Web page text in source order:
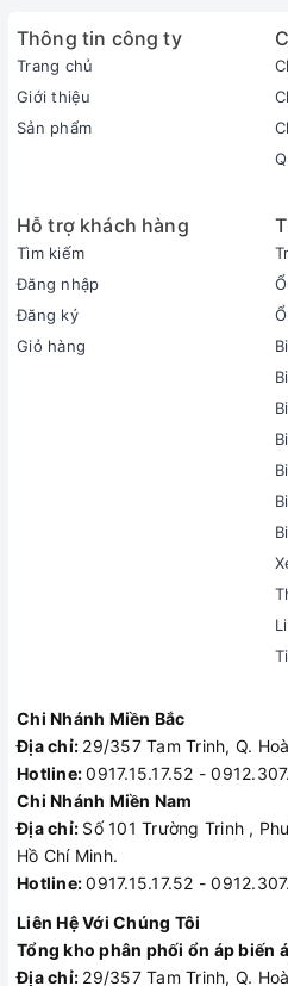
Thông tin công ty
Trang chủ
Giới thiệu
Sản phẩm
Hỗ trợ khách hàng
Tìm kiếm
Đăng nhập
Đăng ký
Giỏ hàng
Chi Nhánh Miền Bắc
Địa chỉ: 29/357 Tam Trinh, Q.
Hotline:0917.15.17.52 -
Chi Nhánh Miền Nam
Địa chỉ: Số 101 Trường Trinh ,
Hồ Chí Minh.
Hotline:0917.15.17.52 -
Liên Hệ Với Chúng Tôi
Tổng kho phân phối ổn áp biến
Địa chỉ: 29/357 Tam Trinh, Q.